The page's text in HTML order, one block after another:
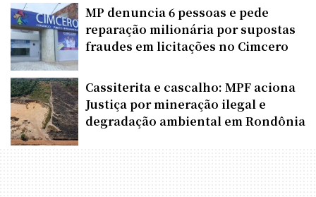
MP denuncia 6 pessoas e pede
reparação milionária por supostas
fraudes em licitações no Cimcero
Cassiterita e cascalho: MPF aciona
Justiça por mineração ilegal e
degradação ambiental em Rondônia